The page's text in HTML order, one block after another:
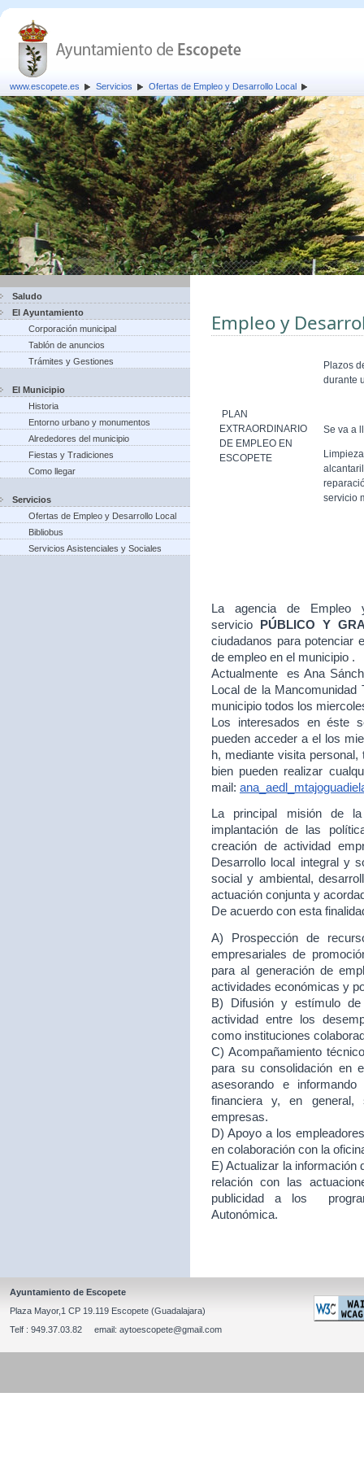
www.escopete.es Servicios Ofertas de Empleo y Desarrollo Local
Saludo
El Ayuntamiento
Corporación municipal
Tablón de anuncios
Trámites y Gestiones
El Municipio
Historia
Entorno urbano y monumentos
Alrededores del municipio
Fiestas y Tradiciones
Como llegar
Servicios
Ofertas de Empleo y Desarrollo Local
Bibliobus
Servicios Asistenciales y Sociales
Empleo y
PLAN
EXTRAORDINARIO
DE EMPLEO EN
ESCOPETE
Plazos
durante
Se va a
servicio
La agencia de Empleo
servicio
PÚBLICO Y
ciudadanos para potenciar
de empleo en el municipio .
Actualmente es Ana
Local de la Mancomunidad
municipio todos los
Los interesados en éste
pueden acceder a el los
h, mediante visita
bien pueden realizar
mail:
La principal misión de
implantación de las
creación de actividad
Desarrollo local integral y
social y ambiental,
actuación conjunta y
De acuerdo con esta
A) Prospección de
empresariales de
para al generación de
actividades económicas y
B) Difusión y estímulo de
actividad entre los
como instituciones
C) Acompañamiento
para su consolidación en
asesorando e
financiera y, en
empresas.
D) Apoyo a los
en colaboración con la
E) Actualizar la información
relación con las
publicidad a los
Autonómica.
Ayuntamiento de Escopete
Plaza Mayor,1 CP 19.119 Escopete (Guadalajara)
Telf : 949.37.03.82 email: aytoescopete@gmail.com